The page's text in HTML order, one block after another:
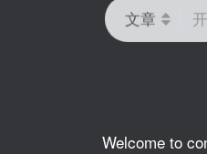
文章
Welcome to